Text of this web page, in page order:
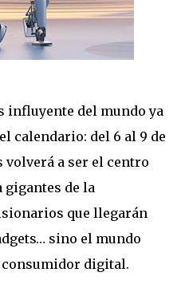
influyente del mundo ya
calendario: del 6 al 9 de
volverá a ser el centro
gigantes de la
que llegarán
sino el mundo
consumidor digital.